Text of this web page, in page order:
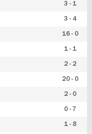
3 - 1
3 - 4
16 - 0
1 - 1
2 - 2
20 - 0
2 - 0
0 - 7
1 - 8